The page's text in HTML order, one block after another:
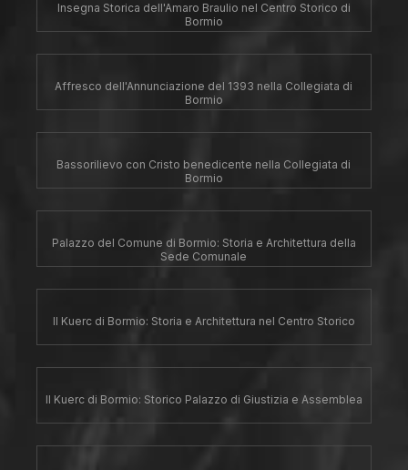
Insegna Storica dell'Amaro Braulio nel Centro Storico di
Bormio
Affresco dell'Annunciazione del 1393 nella Collegiata di
Bormio
Bassorilievo con Cristo benedicente nella Collegiata di
Bormio
Palazzo del Comune di Bormio: Storia e Architettura della
Sede Comunale
Il Kuerc di Bormio: Storia e Architettura nel Centro Storico
Il Kuerc di Bormio: Storico Palazzo di Giustizia e Assemblea